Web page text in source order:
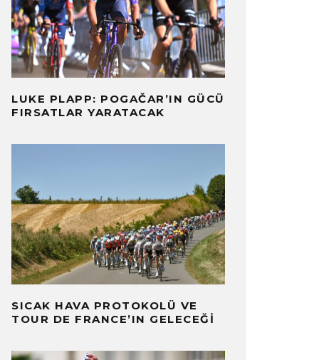
LUKE PLAPP: POGAČAR’IN GÜCÜ
FIRSATLAR YARATACAK
SICAK HAVA PROTOKOLÜ VE
TOUR DE FRANCE’IN GELECEĞI